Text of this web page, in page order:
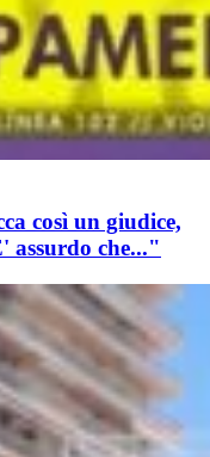
così un giudice,
assurdo che..."